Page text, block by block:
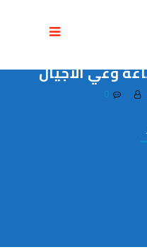
المولد النبوي
يؤكد على
وعي الأجيال
0